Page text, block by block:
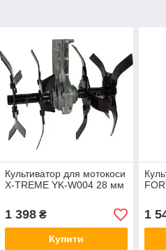
Культиватор для мотокоси
X-TREME YK-W004 28 мм
1 398₴
Купити
1